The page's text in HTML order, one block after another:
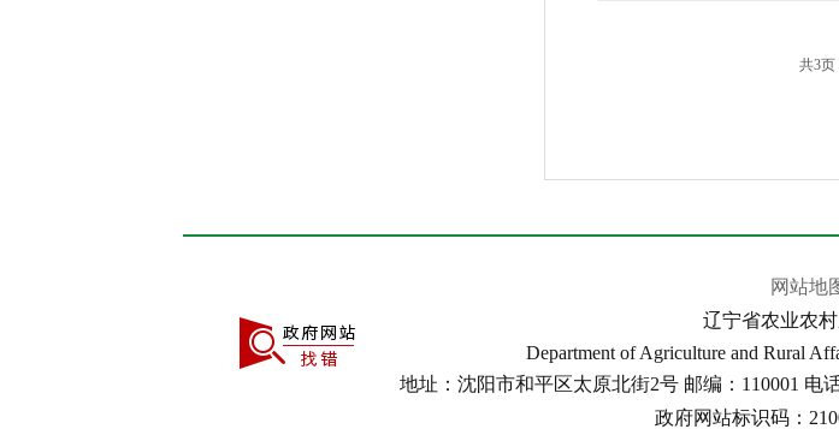
关于开展《辽
渔业行政处罚案
辽宁省农业农村
辽宁省农业农村
关于开展《辽
共3页
网站地
辽宁省农业农
Department of Agriculture and Rural
地址：沈阳市和平区太原北街2号 邮编：110001 电
政府网站标识码：